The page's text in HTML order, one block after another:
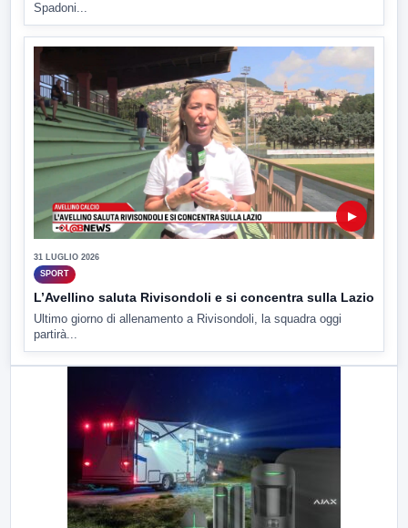
Spadoni...
▶
31 LUGLIO 2026
SPORT
L’Avellino saluta Rivisondoli e si concentra sulla Lazio
Ultimo giorno di allenamento a Rivisondoli, la squadra oggi
partirà...